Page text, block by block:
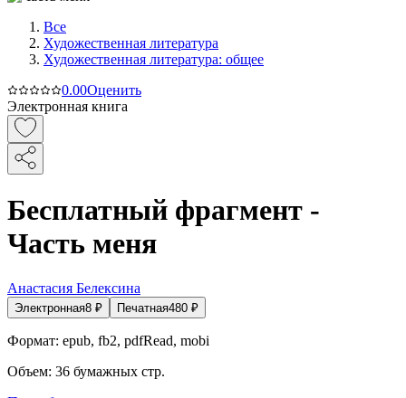
Все
Художественная литература
Художественная литература: общее
0.00Оценить
Электронная книга
Бесплатный фрагмент -
Часть меня
Анастасия Белексина
Электронная8 ₽ Печатная480 ₽
Формат: epub, fb2, pdfRead, mobi
Объем: 36 бумажных стр.